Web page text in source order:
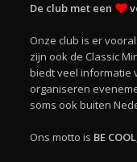
De club met een
Onze club is er
zijn ook de Classic
biedt veel informatie
organiseren
soms ook buiten
Ons motto is BE